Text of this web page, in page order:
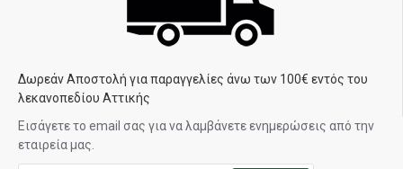
Δωρεάν Αποστολή για παραγγελίες άνω των 100€ εντός του
λεκανοπεδίου Αττικής
Εισάγετε το email σας για να λαμβάνετε ενημερώσεις από την
εταιρεία μας.